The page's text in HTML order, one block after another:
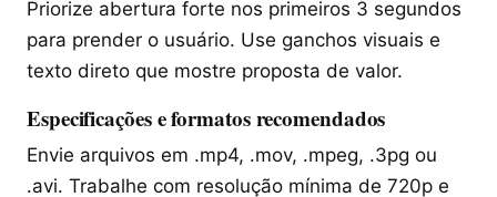
Priorize abertura forte nos primeiros 3 segundos
para prender o usuário. Use ganchos visuais e
texto direto que mostre proposta de valor.
Especificações e formatos recomendados
Envie arquivos em .mp4, .mov, .mpeg, .3pg ou
.avi. Trabalhe com resolução mínima de 720p e